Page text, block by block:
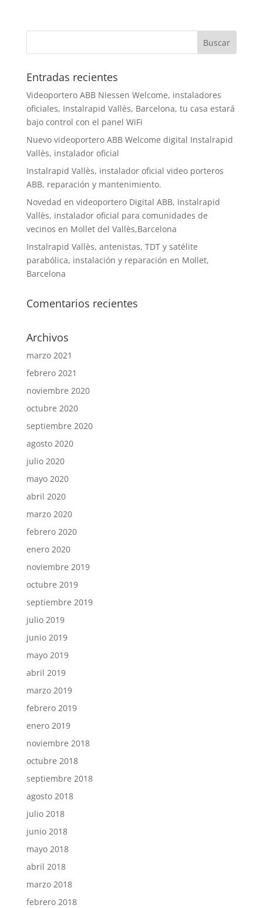
Entradas recientes
Videoportero ABB Niessen Welcome, instaladores
oficiales, Instalrapid Vallès, Barcelona, tu casa estará
bajo control con el panel WiFi
Nuevo videoportero ABB Welcome digital Instalrapid
Vallès, instalador oficial
Instalrapid Vallès, instalador oficial video porteros
ABB, reparación y mantenimiento.
Novedad en videoportero Digital ABB, Instalrapid
Vallès, instalador oficial para comunidades de
vecinos en Mollet del Vallès,Barcelona
Instalrapid Vallès, antenistas, TDT y satélite
parabólica, instalación y reparación en Mollet,
Barcelona
Comentarios recientes
Archivos
marzo 2021
febrero 2021
noviembre 2020
octubre 2020
septiembre 2020
agosto 2020
julio 2020
mayo 2020
abril 2020
marzo 2020
febrero 2020
enero 2020
noviembre 2019
octubre 2019
septiembre 2019
julio 2019
junio 2019
mayo 2019
abril 2019
marzo 2019
febrero 2019
enero 2019
noviembre 2018
octubre 2018
septiembre 2018
agosto 2018
julio 2018
junio 2018
mayo 2018
abril 2018
marzo 2018
febrero 2018